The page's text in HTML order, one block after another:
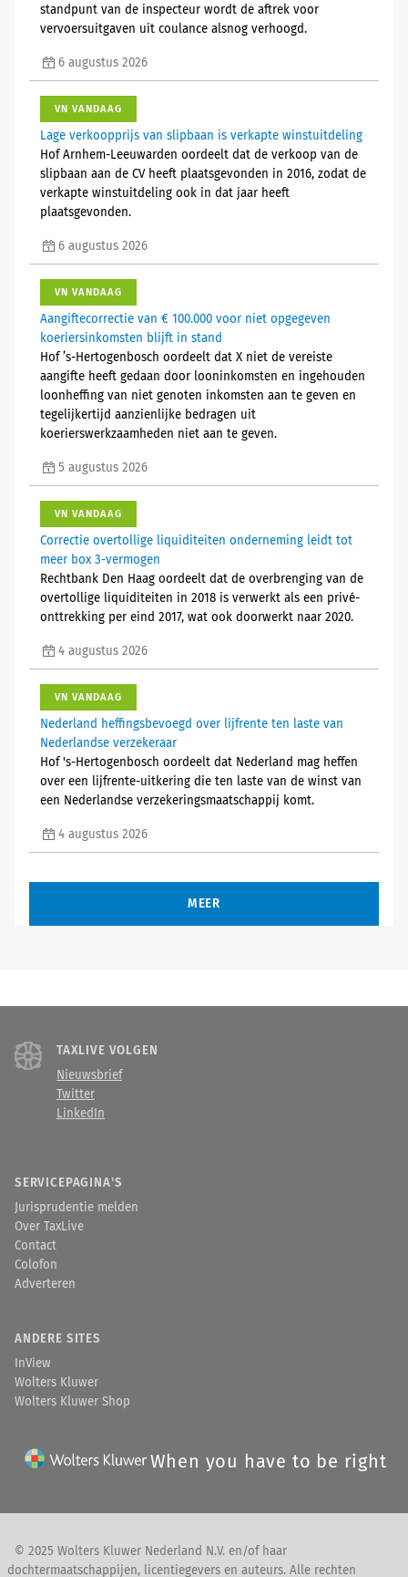
standpunt van de inspecteur wordt de aftrek voor
vervoersuitgaven uit coulance alsnog verhoogd.
6 augustus 2026
VN VANDAAG
Lage verkoopprijs van slipbaan is verkapte winstuitdeling
Hof Arnhem-Leeuwarden oordeelt dat de verkoop van de
slipbaan aan de CV heeft plaatsgevonden in 2016, zodat de
verkapte winstuitdeling ook in dat jaar heeft
plaatsgevonden.
6 augustus 2026
VN VANDAAG
Aangiftecorrectie van € 100.000 voor niet opgegeven
koeriersinkomsten blijft in stand
Hof ’s-Hertogenbosch oordeelt dat X niet de vereiste
aangifte heeft gedaan door looninkomsten en ingehouden
loonheffing van niet genoten inkomsten aan te geven en
tegelijkertijd aanzienlijke bedragen uit
koerierswerkzaamheden niet aan te geven.
5 augustus 2026
VN VANDAAG
Correctie overtollige liquiditeiten onderneming leidt tot
meer box 3-vermogen
Rechtbank Den Haag oordeelt dat de overbrenging van de
overtollige liquiditeiten in 2018 is verwerkt als een privé-
onttrekking per eind 2017, wat ook doorwerkt naar 2020.
4 augustus 2026
VN VANDAAG
Nederland heffingsbevoegd over lijfrente ten laste van
Nederlandse verzekeraar
Hof 's-Hertogenbosch oordeelt dat Nederland mag heffen
over een lijfrente-uitkering die ten laste van de winst van
een Nederlandse verzekeringsmaatschappij komt.
4 augustus 2026
MEER
TAXLIVE VOLGEN
Nieuwsbrief
Twitter
LinkedIn
SERVICEPAGINA'S
Jurisprudentie melden
Over TaxLive
Contact
Colofon
Adverteren
ANDERE SITES
InView
Wolters Kluwer
Wolters Kluwer Shop
When you have to be right
© 2025 Wolters Kluwer Nederland N.V. en/of haar
dochtermaatschappijen, licentiegevers en auteurs. Alle rechten